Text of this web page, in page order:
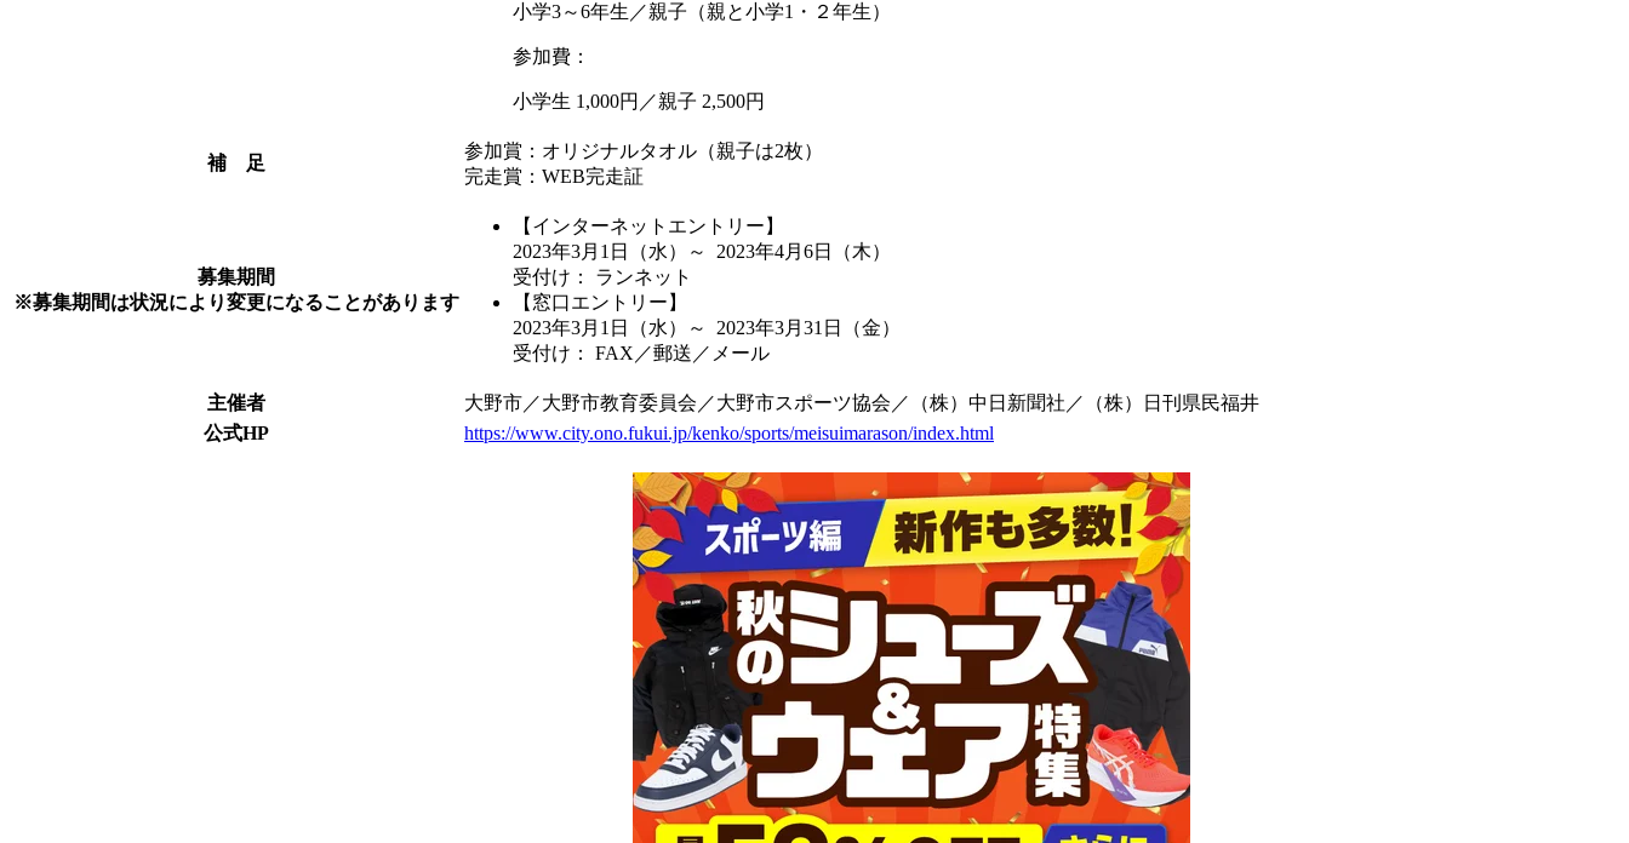
小学3～6年生／親子（親と小学1・２年生）
参加費：
小学生 1,000円／親子 2,500円
補 足
参加賞：オリジナルタオル（親子は2枚）
完走賞：WEB完走証
募集期間
※募集期間は状況により変更になることがあります
【インターネットエントリー】
2023年3月1日
（水） ～ 2023年4月6日
（木）
受付け： ランネット
【窓口エントリー】
2023年3月1日
（水） ～ 2023年3月31日
（金）
受付け： FAX／郵送／メール
主催者
大野市／大野市教育委員会／大野市スポーツ協会／（株）中日新聞社／（株）日刊県民福井
公式HP
https://www.city.ono.fukui.jp/kenko/sports/meisuimarason/index.html